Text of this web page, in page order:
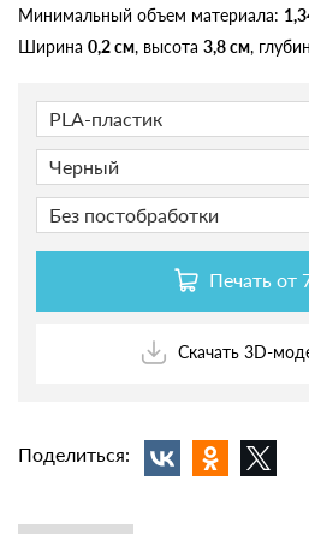
Минимальный объем материала:
Ширина 0,2 см, высота 3,8 см,
PLA-пластик
Черный
Без постобработки
Печать от
Скачать 3D-
Поделиться: